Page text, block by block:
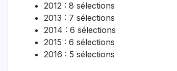
2012 : 8 sélections
2013 : 7 sélections
2014 : 6 sélections
2015 : 6 sélections
2016 : 5 sélections